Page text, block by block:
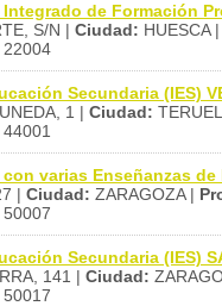
de Formación
S/N | Ciudad: HUESCA |
22004
Secundaria (IES)
1 | Ciudad:
44001
varias Enseñanzas de
| Ciudad: ZARAGOZA |
50007
Secundaria (IES)
141 | Ciudad:
50017